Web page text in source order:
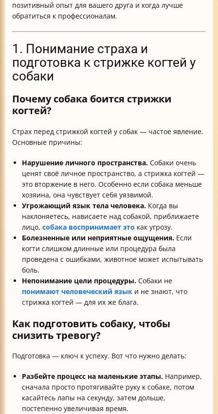
позитивный опыт для вашего друга и когда лучше
обратиться к профессионалам.
1. Понимание страха и
подготовка к стрижке когтей у
собаки
Почему собака боится стрижки
когтей?
Страх перед стрижкой когтей у собак — частое явление.
Основные причины:
Нарушение личного пространства. Собаки очень
ценят своё личное пространство, а стрижка когтей —
это вторжение в него. Особенно если собака меньше
хозяина, она чувствует себя уязвимой.
Угрожающий язык тела человека. Когда вы
наклоняетесь, нависаете над собакой, приближаете
лицо, собака воспринимает это как угрозу.
Болезненные или неприятные ощущения. Если
когти слишком длинные или процедура была
проведена с ошибками, животное может испытывать
боль.
Непонимание цели процедуры. Собаки не
понимают человеческий язык и не знают, что
стрижка когтей — для их же блага.
Как подготовить собаку, чтобы
снизить тревогу?
Подготовка — ключ к успеху. Вот что нужно делать:
Разбейте процесс на маленькие этапы. Например,
сначала просто протягивайте руку к собаке, потом
касайтесь лапы на секунду, затем дольше,
постепенно увеличивая время.